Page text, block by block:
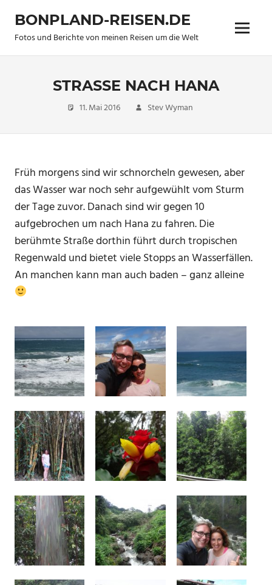
Inhalt
springen
BONPLAND-REISEN.DE
Fotos und Berichte von meinen Reisen um die Welt Menü
STRASSE NACH HANA
11. Mai 2016 Stev Wyman
Früh morgens sind wir schnorcheln gewesen, aber
das Wasser war noch sehr aufgewühlt vom Sturm
der Tage zuvor. Danach sind wir gegen 10
aufgebrochen um nach Hana zu fahren. Die
berühmte Straße dorthin führt durch tropischen
Regenwald und bietet viele Stopps an Wasserfällen.
An manchen kann man auch baden – ganz alleine